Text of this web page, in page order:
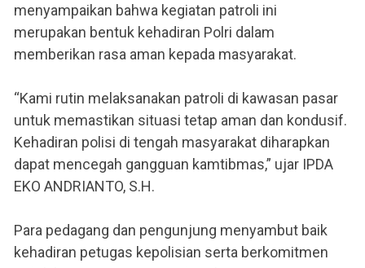
menyampaikan bahwa kegiatan patroli ini
merupakan bentuk kehadiran Polri dalam
memberikan rasa aman kepada masyarakat.
“Kami rutin melaksanakan patroli di kawasan pasar
untuk memastikan situasi tetap aman dan kondusif.
Kehadiran polisi di tengah masyarakat diharapkan
dapat mencegah gangguan kamtibmas,” ujar IPDA
EKO ANDRIANTO, S.H.
Para pedagang dan pengunjung menyambut baik
kehadiran petugas kepolisian serta berkomitmen